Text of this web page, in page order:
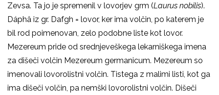
Zevsa. Ta jo je spremenil v lovorjev grm (Laurus nobilis).
Dáphâ iz gr. Dafgh = lovor, ker ima volčin, po katerem je
bil rod poimenovan, zelo podobne liste kot lovor.
Mezereum pride od srednjeveškega lekarniškega imena
za dišeči volčin Mezereum germanicum. Mezereum so
imenovali lovorolistni volčin. Tistega z malimi listi, kot ga
ima dišeči volčin, pa nemški lovorolistni volčin. Dišeči